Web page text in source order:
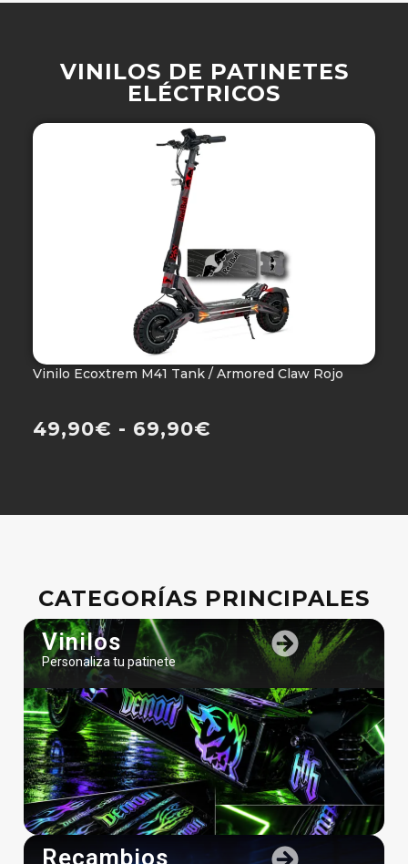
VINILOS DE PATINETES
ELÉCTRICOS
Vinilo Ecoxtrem M41 Tank / Armored Claw Rojo
49,90€ - 69,90€
CATEGORÍAS PRINCIPALES
Vinilos
Personaliza tu patinete
Recambios